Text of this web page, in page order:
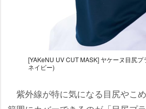
[YAKeNU UV CUT MASK] ヤケーヌ目尻プ
ネイビー)
紫外線が特に気になる目尻やこ